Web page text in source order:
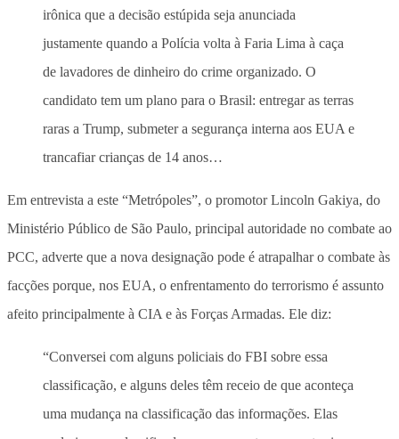
irônica que a decisão estúpida seja anunciada
justamente quando a Polícia volta à Faria Lima à caça
de lavadores de dinheiro do crime organizado. O
candidato tem um plano para o Brasil: entregar as terras
raras a Trump, submeter a segurança interna aos EUA e
trancafiar crianças de 14 anos…
Em entrevista a este “Metrópoles”, o promotor Lincoln Gakiya, do
Ministério Público de São Paulo, principal autoridade no combate ao
PCC, adverte que a nova designação pode é atrapalhar o combate às
facções porque, nos EUA, o enfrentamento do terrorismo é assunto
afeito principalmente à CIA e às Forças Armadas. Ele diz:
“Conversei com alguns policiais do FBI sobre essa
classificação, e alguns deles têm receio de que aconteça
uma mudança na classificação das informações. Elas